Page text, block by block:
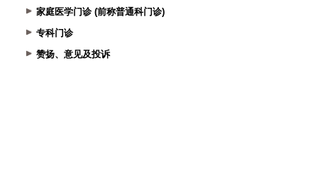
家庭医学门诊 (前称普通科门诊)
专科门诊
赞扬、意见及投诉